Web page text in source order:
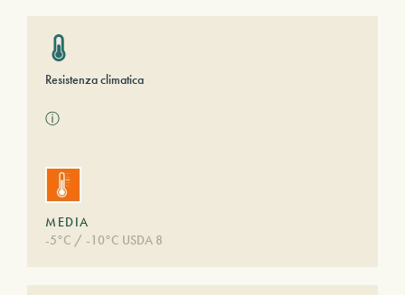
Resistenza climatica
ⓘ
MEDIA
-5°C / -10°C USDA 8